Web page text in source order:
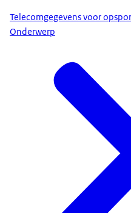
Telecomgegevens voor
Onderwerp